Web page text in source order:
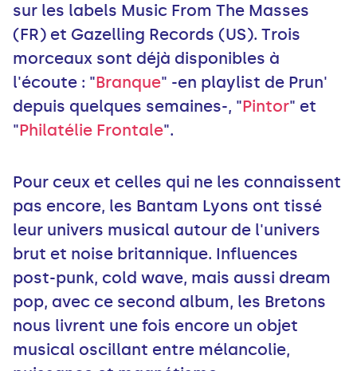
sur les labels Music From The Masses
(FR) et Gazelling Records (US). Trois
morceaux sont déjà disponibles à
l'écoute : "Branque" -en playlist de Prun'
depuis quelques semaines-, "Pintor" et
"Philatélie Frontale".
Pour ceux et celles qui ne les connaissent
pas encore, les Bantam Lyons ont tissé
leur univers musical autour de l'univers
brut et noise britannique. Influences
post-punk, cold wave, mais aussi dream
pop, avec ce second album, les Bretons
nous livrent une fois encore un objet
musical oscillant entre mélancolie,